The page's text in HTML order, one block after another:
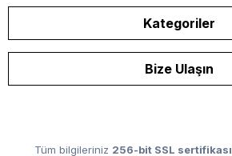
Kategoriler
Bize Ulaşın
Tüm bilgileriniz 256-bit SSL sertifikası